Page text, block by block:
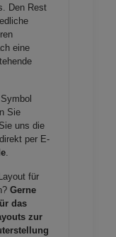
Den Rest
eine
Sie
uns die
per E-
für
Gerne
das
zur